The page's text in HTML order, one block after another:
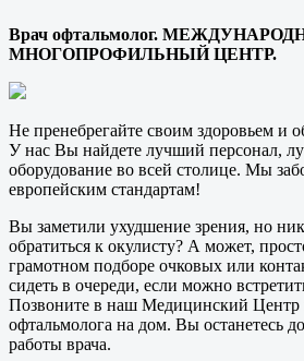
Врач офтальмолог.
МНОГОПРОФИЛЬНЫЙ ЦЕНТР.
Не пренебрегайте своим здоровьем и
У нас Вы найдете лучший персонал,
оборудование во всей столице. Мы
европейским стандартам!
Вы заметили ухудшение зрения, но
обратиться к окулисту? А может,
грамотном подборе очковых или
сидеть в очереди, если можно
Позвоните в наш Медицинский Центр
офтальмолога на дом. Вы останетесь
работы врача.